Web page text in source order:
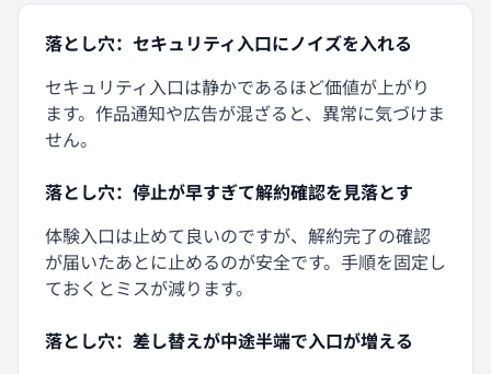
落とし穴：セキュリティ入口にノイズを入れる
セキュリティ入口は静かであるほど価値が上がり
ます。作品通知や広告が混ざると、異常に気づけま
せん。
落とし穴：停止が早すぎて解約確認を見落とす
体験入口は止めて良いのですが、解約完了の確認
が届いたあとに止めるのが安全です。手順を固定し
ておくとミスが減ります。
落とし穴：差し替えが中途半端で入口が増える